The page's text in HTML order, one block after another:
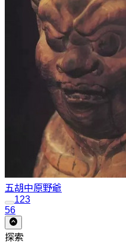
五胡中原野爺
123
56
探索